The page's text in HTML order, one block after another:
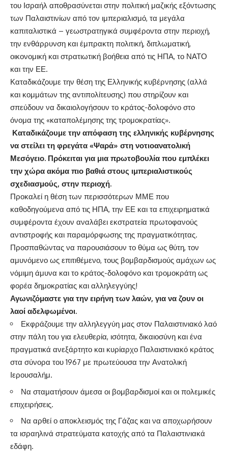
του Ισραήλ αποθρασύνεται στην πολιτική μαζικής εξόντωσης
των Παλαιστινίων από τον ιμπεριαλισμό, τα μεγάλα
καπιταλιστικά – γεωστρατηγικά συμφέροντα στην περιοχή,
την ενθάρρυνση και έμπρακτη πολιτική, διπλωματική,
οικονομική και στρατιωτική βοήθεια από τις ΗΠΑ, το ΝΑΤΟ
και την ΕΕ.
Καταδικάζουμε την θέση της Ελληνικής κυβέρνησης (αλλά
και κομμάτων της αντιπολίτευσης) που στηρίζουν και
σπεύδουν να δικαιολογήσουν το κράτος-δολοφόνο στο
όνομα της «καταπολέμησης της τρομοκρατίας».
Καταδικάζουμε την απόφαση της ελληνικής κυβέρνησης
να στείλει τη φρεγάτα «Ψαρά» στη νοτιοανατολική
Μεσόγειο. Πρόκειται για μια πρωτοβουλία που εμπλέκει
την χώρα ακόμα πιο βαθιά στους ιμπεριαλιστικούς
σχεδιασμούς, στην περιοχή.
Προκαλεί η θέση των περισσότερων ΜΜΕ που
καθοδηγούμενα από τις ΗΠΑ, την ΕΕ και τα επιχειρηματικά
συμφέροντα έχουν αναλάβει εκστρατεία πρωτοφανούς
αντιστροφής και παραμόρφωσης της πραγματικότητας.
Προσπαθώντας να παρουσιάσουν το θύμα ως θύτη, τον
αμυνόμενο ως επιτιθέμενο, τους βομβαρδισμούς αμάχων ως
νόμιμη άμυνα και το κράτος-δολοφόνο και τρομοκράτη ως
φορέα δημοκρατίας και αλληλεγγύης!
Αγωνιζόμαστε για την ειρήνη των λαών, για να ζουν οι
λαοί αδελφωμένοι.
Εκφράζουμε την αλληλεγγύη μας στον Παλαιστινιακό λαό
στην πάλη του για ελευθερία, ισότητα, δικαιοσύνη και ένα
πραγματικά ανεξάρτητο και κυρίαρχο Παλαιστινιακό κράτος
στα σύνορα του 1967 με πρωτεύουσα την Ανατολική
Ιερουσαλήμ.
Να σταματήσουν άμεσα οι βομβαρδισμοί και οι πολεμικές
επιχειρήσεις.
Να αρθεί ο αποκλεισμός της Γάζας και να αποχωρήσουν
τα ισραηλινά στρατεύματα κατοχής από τα Παλαιστινιακά
εδάφη.